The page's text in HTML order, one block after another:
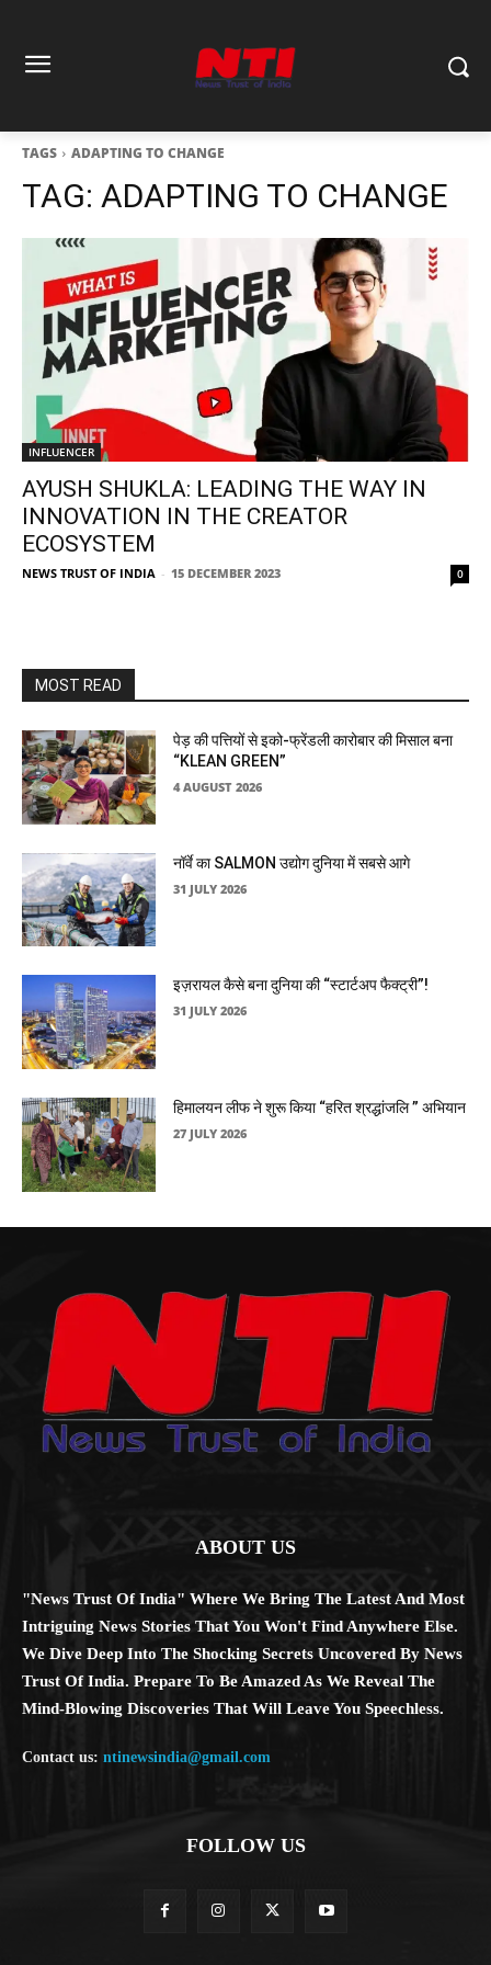
TAGS ADAPTING TO CHANGE
TAG: ADAPTING TO CHANGE
INFLUENCER
AYUSH SHUKLA: LEADING THE WAY IN
INNOVATION IN THE CREATOR
ECOSYSTEM
NEWS TRUST OF INDIA - 15 DECEMBER 2023 0
MOST READ
पेड़ की पत्तियों से इको-फ्रेंडली कारोबार की मिसाल बना
“KLEAN GREEN”
4 AUGUST 2026
नॉर्वे का SALMON उद्योग दुनिया में सबसे आगे
31 JULY 2026
इज़रायल कैसे बना दुनिया की “स्टार्टअप फैक्ट्री”!
31 JULY 2026
हिमालयन लीफ ने शुरू किया “हरित श्रद्धांजलि ” अभियान
27 JULY 2026
ABOUT US
"News Trust Of India" Where We Bring The Latest And Most
Intriguing News Stories That You Won't Find Anywhere Else.
We Dive Deep Into The Shocking Secrets Uncovered By News
Trust Of India. Prepare To Be Amazed As We Reveal The
Mind-Blowing Discoveries That Will Leave You Speechless.
Contact us: ntinewsindia@gmail.com
FOLLOW US